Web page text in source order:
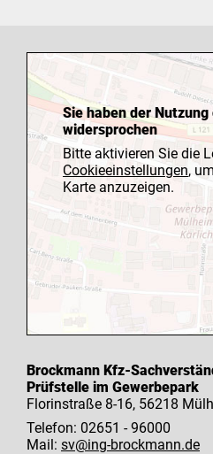
Sie haben der
widersprochen
Bitte aktivieren Sie die
Cookieeinstellungen,
Karte anzuzeigen.
Brockmann Kfz-
Prüfstelle im Gewerbepark
Florinstraße 8-16, 56218
Telefon: 02651 - 96000
Mail: sv@ing-brockmann.de